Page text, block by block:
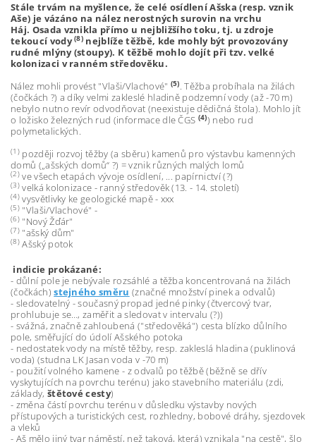
Stále trvám na myšlence, že celé osídlení Ašska (resp. vznik
Aše) je vázáno na nález nerostných surovin na vrchu
Háj. Osada vznikla přímo u nejbližšího toku, tj. u zdroje
tekoucí vody(8) nejblíže těžbě, kde mohly být provozovány
rudné mlýny (stoupy). K těžbě mohlo dojít při tzv. velké
kolonizaci v ranném středověku.
Nález mohli provést "Vlaši/Vlachové" (5). Těžba probíhala na žilách
(čočkách ?) a díky velmi zakleslé hladině podzemní vody (až -70 m)
nebylo nutno revír odvodňovat (neexistuje dědičná štola). Mohlo jít
o ložisko železných rud (informace dle ČGS (4)) nebo rud
polymetalických.
(1)později rozvoj těžby (a sběru) kamenů pro výstavbu kamenných
domů („ašských domů“ ?) = vznik různých malých lomů
(2)ve všech etapách vývoje osídlení, ... papírnictví (?)
(3)velká kolonizace - ranný středověk (13. - 14. století)
(4)vysvětlivky ke geologické mapě - xxx
(5)"Vlaši/Vlachové" -
(6)"Nový Žďár"
(7) "ašský dům"
(8)Ašskýpotok
indicie prokázané:
- důlní pole je nebývale rozsáhlé a těžba koncentrovaná na žilách
(čočkách)stejného směru (značné množství pinek a odvalů)
- sledovatelný - současný propad jedné pinky (čtvercový tvar,
prohlubuje se…, zaměřit a sledovat v intervalu (?))
- svážná, značně zahloubená ("středověká") cesta blízko důlního
pole, směřující do údolí Ašského potoka
- nedostatek vody na místě těžby, resp. zakleslá hladina (puklinová
voda) (studna LK Jasan voda v -70 m)
- použití volného kamene - z odvalů po těžbě (běžně se dřív
vyskytujících na povrchu terénu) jako stavebního materiálu (zdi,
základy, štětové cesty)
- změna částí povrchu terénu v důsledku výstavby nových
přístupových a turistických cest, rozhledny, bobové dráhy, sjezdovek
a vleků
- Aš mělo jiný tvar náměstí, než taková, která) vznikala "na cestě", šlo